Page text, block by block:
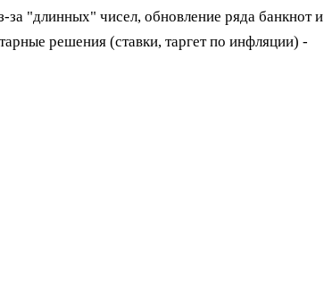
"длинных" чисел, обновление ряда банкнот и
решения (ставки, таргет по инфляции) -